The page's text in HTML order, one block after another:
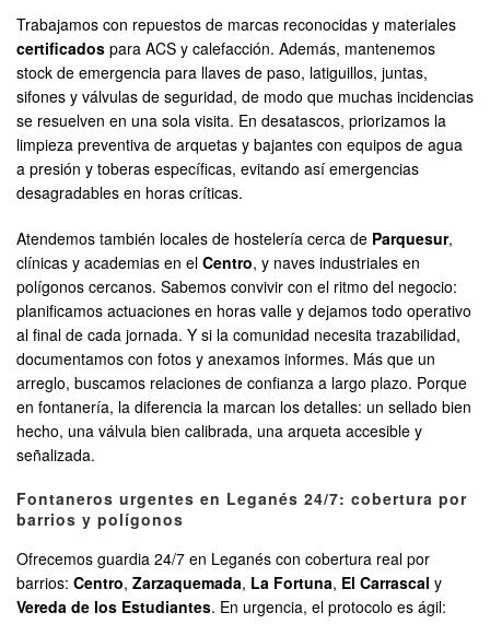
Trabajamos con repuestos de marcas reconocidas y materiales
certificados para ACS y calefacción. Además, mantenemos
stock de emergencia para llaves de paso, latiguillos, juntas,
sifones y válvulas de seguridad, de modo que muchas incidencias
se resuelven en una sola visita. En desatascos, priorizamos la
limpieza preventiva de arquetas y bajantes con equipos de agua
a presión y toberas específicas, evitando así emergencias
desagradables en horas críticas.
Atendemos también locales de hostelería cerca de Parquesur,
clínicas y academias en el Centro, y naves industriales en
polígonos cercanos. Sabemos convivir con el ritmo del negocio:
planificamos actuaciones en horas valle y dejamos todo operativo
al final de cada jornada. Y si la comunidad necesita trazabilidad,
documentamos con fotos y anexamos informes. Más que un
arreglo, buscamos relaciones de confianza a largo plazo. Porque
en fontanería, la diferencia la marcan los detalles: un sellado bien
hecho, una válvula bien calibrada, una arqueta accesible y
señalizada.
Fontaneros urgentes en Leganés 24/7: cobertura por
barrios y polígonos
Ofrecemos guardia 24/7 en Leganés con cobertura real por
barrios: Centro, Zarzaquemada, La Fortuna, El Carrascal y
Vereda de los Estudiantes. En urgencia, el protocolo es ágil: